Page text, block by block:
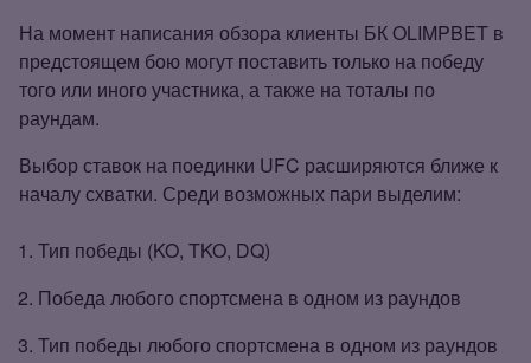
На момент написания обзора клиенты БК OLIMPBET в
предстоящем бою могут поставить только на победу
того или иного участника, а также на тоталы по
раундам.
Выбор ставок на поединки UFC расширяются ближе к
началу схватки. Среди возможных пари выделим:
Тип победы (KO, TKO, DQ)
Победа любого спортсмена в одном из раундов
Тип победы любого спортсмена в одном из раундов